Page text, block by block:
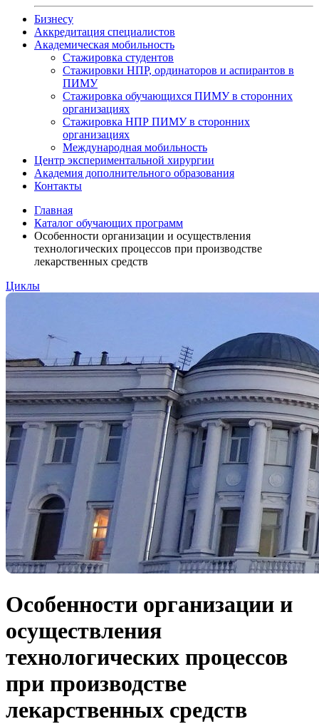
Бизнесу
Аккредитация специалистов
Академическая мобильность
Стажировка студентов
Стажировки НПР, ординаторов и аспирантов в
ПИМУ
Стажировка обучающихся ПИМУ в сторонних
организациях
Стажировка НПР ПИМУ в сторонних
организациях
Международная мобильность
Центр экспериментальной хирургии
Академия дополнительного образования
Контакты
Главная
Каталог обучающих программ
Особенности организации и осуществления
технологических процессов при производстве
лекарственных средств
Циклы
Особенности организации и
осуществления
технологических процессов
при производстве
лекарственных средств